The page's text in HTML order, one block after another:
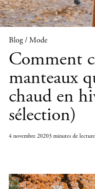
Blog / Mode
Comment
manteaux
chaud en
sélection)
4 novembre 20203 minutes de lecture